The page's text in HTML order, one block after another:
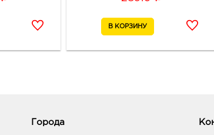
Воронеж ЦТ Новгородская:
333.0 руб.
Воронеж Окей: 333.0 руб.
Города